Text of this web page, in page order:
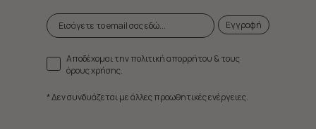
Εγγραφή
Αποδέχομαι την πολιτική απορρήτου & τους
όρους χρήσης.
* Δεν συνδυάζεται με άλλες προωθητικές ενέργειες.